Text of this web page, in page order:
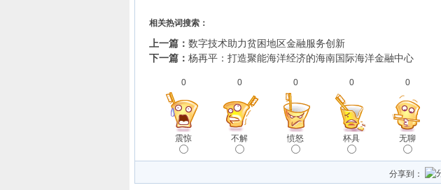
相关热词搜索：
上一篇： 数字技术助力贫困地区金融服务创新
下一篇： 杨再平：打造聚能海洋经济的海南国际海洋金融中心
0
震惊
0
不解
0
愤怒
0
杯具
0
无聊
分享到：